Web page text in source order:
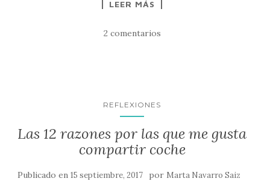
LEER MÁS
2 comentarios
REFLEXIONES
Las 12 razones por las que me gusta
compartir coche
Publicado en 15 septiembre, 2017 por Marta Navarro Saiz